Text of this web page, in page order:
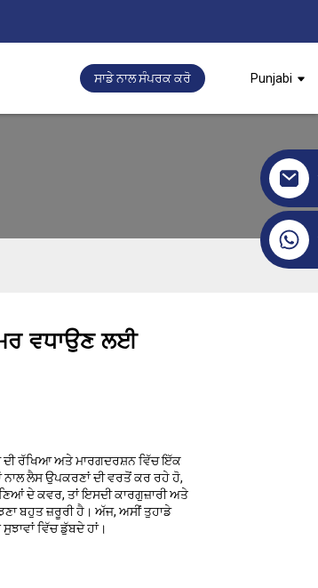
ਸਾਡੇ ਨਾਲ ਸੰਪਰਕ ਕਰੋ Punjabi
ਵਧਾਉਣ ਲਈ
ਰੱਖਿਆ ਅਤੇ ਮਾਰਗਦਰਸ਼ਨ ਵਿੱਚ ਇੱਕ
ਨਾਲ ਲੈਸ ਉਪਕਰਣਾਂ ਦੀ ਵਰਤੋਂ ਕਰ ਰਹੇ ਹੋ,
ਦੇ ਕਵਰ, ਤਾਂ ਇਸਦੀ ਕਾਰਗੁਜ਼ਾਰੀ ਅਤੇ
ਬਹੁਤ ਜ਼ਰੂਰੀ ਹੈ। ਅੱਜ, ਅਸੀਂ ਤੁਹਾਡੇ
ਵਿੱਚ ਡੁੱਬਦੇ ਹਾਂ।